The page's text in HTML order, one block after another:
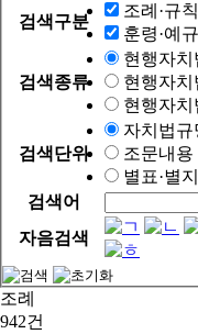
검색구분
조례·규칙
훈령·예규
검색종류
현행자치
현행자치
현행자
검색단위
자치법규
조문내용
별표·별
검색어
자음검색
조례
942건